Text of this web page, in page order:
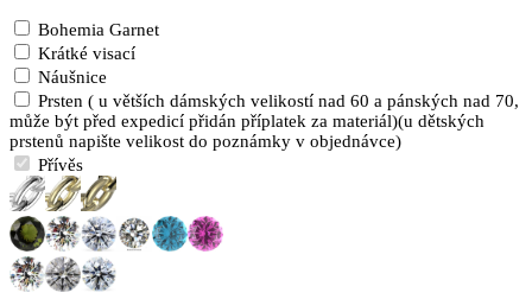
Bohemia Garnet
Krátké visací
Náušnice
Prsten ( u větších dámských velikostí nad 60 a pánských nad 70,
může být před expedicí přidán příplatek za materiál)(u dětských
prstenů napište velikost do poznámky v objednávce)
Přívěs